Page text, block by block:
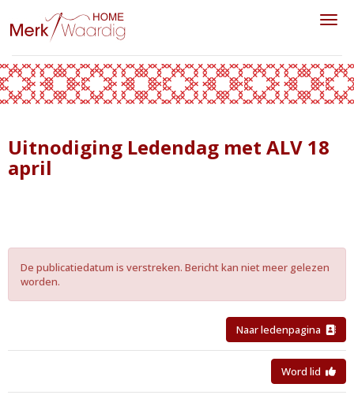
Uitnodiging Ledendag met ALV 18
april
De publicatiedatum is verstreken. Bericht kan niet meer gelezen
worden.
Naar ledenpagina
Word lid